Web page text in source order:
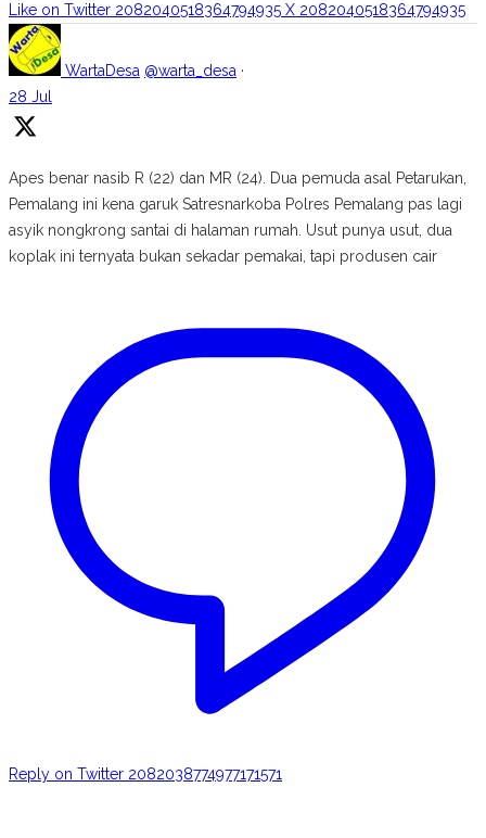
Like on Twitter 2082040518364794935 X 2082040518364794935
WartaDesa @warta_desa ·
28 Jul
Apes benar nasib R (22) dan MR (24). Dua pemuda asal Petarukan,
Pemalang ini kena garuk Satresnarkoba Polres Pemalang pas lagi
asyik nongkrong santai di halaman rumah. Usut punya usut, dua
koplak ini ternyata bukan sekadar pemakai, tapi produsen cair
Reply on Twitter 2082038774977171571